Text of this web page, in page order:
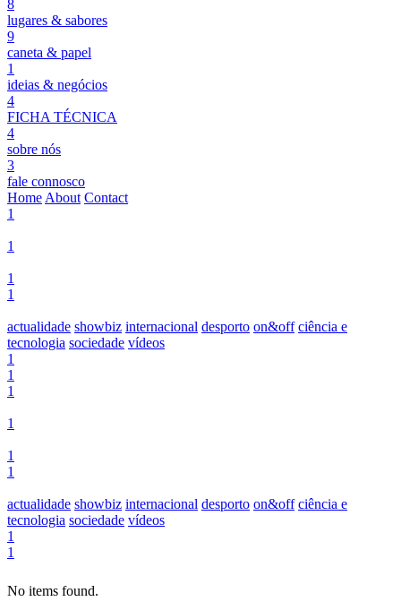
8
lugares & sabores
9
caneta & papel
1
ideias & negócios
4
FICHA TÉCNICA
4
sobre nós
3
fale connosco
Home About Contact
1
1
1
1
actualidade showbiz internacional desporto on&off ciência e
tecnologia sociedade vídeos
1
1
1
1
1
1
actualidade showbiz internacional desporto on&off ciência e
tecnologia sociedade vídeos
1
1
No items found.